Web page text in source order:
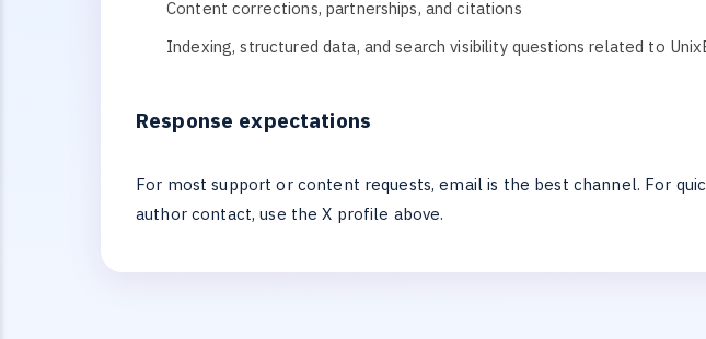
Content corrections, partnerships, and citations
Indexing, structured data, and search visibility questions related to
Response expectations
For most support or content requests, email is the best channel. For
author contact, use the X profile above.